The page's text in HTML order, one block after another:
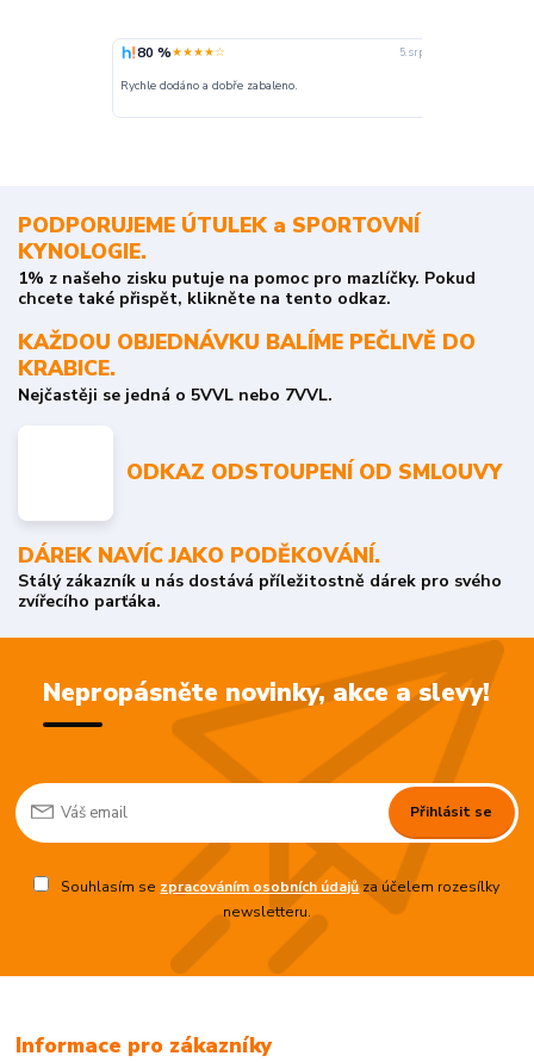
80 %★★★★☆ 5. srpna
Rychle dodáno a dobře zabaleno.
PODPORUJEME ÚTULEK a SPORTOVNÍ
KYNOLOGIE.
1% z našeho zisku putuje na pomoc pro mazlíčky. Pokud
chcete také přispět, klikněte na tento odkaz.
KAŽDOU OBJEDNÁVKU BALÍME PEČLIVĚ DO
KRABICE.
Nejčastěji se jedná o 5VVL nebo 7VVL.
ODKAZ ODSTOUPENÍ OD SMLOUVY
DÁREK NAVÍC JAKO PODĚKOVÁNÍ.
Stálý zákazník u nás dostává příležitostně dárek pro svého
zvířecího parťáka.
Nepropásněte novinky, akce a slevy!
Přihlásit se
Souhlasím se zpracováním osobních údajůza účelem rozesílky
newsletteru.
Informace pro zákazníky